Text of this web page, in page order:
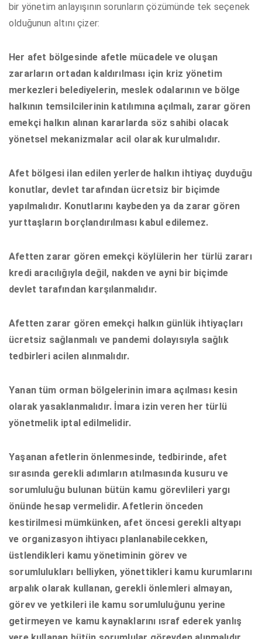
bir yönetim anlayışının sorunların çözümünde tek seçenek
olduğunun altını çizer:
Her afet bölgesinde afetle mücadele ve oluşan
zararların ortadan kaldırılması için kriz yönetim
merkezleri belediyelerin, meslek odalarının ve bölge
halkının temsilcilerinin katılımına açılmalı, zarar gören
emekçi halkın alınan kararlarda söz sahibi olacak
yönetsel mekanizmalar acil olarak kurulmalıdır.
Afet bölgesi ilan edilen yerlerde halkın ihtiyaç duyduğu
konutlar, devlet tarafından ücretsiz bir biçimde
yapılmalıdır. Konutlarını kaybeden ya da zarar gören
yurttaşların borçlandırılması kabul edilemez.
Afetten zarar gören emekçi köylülerin her türlü zararı
kredi aracılığıyla değil, nakden ve ayni bir biçimde
devlet tarafından karşılanmalıdır.
Afetten zarar gören emekçi halkın günlük ihtiyaçları
ücretsiz sağlanmalı ve pandemi dolayısıyla sağlık
tedbirleri acilen alınmalıdır.
Yanan tüm orman bölgelerinin imara açılması kesin
olarak yasaklanmalıdır. İmara izin veren her türlü
yönetmelik iptal edilmelidir.
Yaşanan afetlerin önlenmesinde, tedbirinde, afet
sırasında gerekli adımların atılmasında kusuru ve
sorumluluğu bulunan bütün kamu görevlileri yargı
önünde hesap vermelidir. Afetlerin önceden
kestirilmesi mümkünken, afet öncesi gerekli altyapı
ve organizasyon ihtiyacı planlanabilecekken,
üstlendikleri kamu yönetiminin görev ve
sorumlulukları belliyken, yönettikleri kamu kurumlarını
arpalık olarak kullanan, gerekli önlemleri almayan,
görev ve yetkileri ile kamu sorumluluğunu yerine
getirmeyen ve kamu kaynaklarını ısraf ederek yanlış